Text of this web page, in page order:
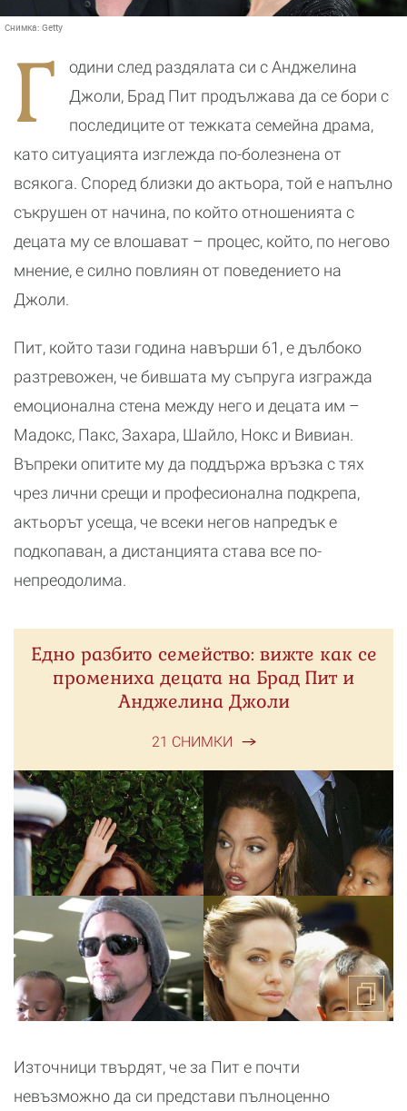
Снимка: Getty
Г
одини след раздялата си с Анджелина
Джоли, Брад Пит продължава да се бори с
последиците от тежката семейна драма,
като ситуацията изглежда по-болезнена от
всякога. Според близки до актьора, той е напълно
съкрушен от начина, по който отношенията с
децата му се влошават – процес, който, по негово
мнение, е силно повлиян от поведението на
Джоли.
Пит, който тази година навърши 61, е дълбоко
разтревожен, че бившата му съпруга изгражда
емоционална стена между него и децата им –
Мадокс, Пакс, Захара, Шайло, Нокс и Вивиан.
Въпреки опитите му да поддържа връзка с тях
чрез лични срещи и професионална подкрепа,
актьорът усеща, че всеки негов напредък е
подкопаван, а дистанцията става все по-
непреодолима.
Едно разбито семейство: вижте как се
промениха децата на Брад Пит и
Анджелина Джоли
21 СНИМКИ
Източници твърдят, че за Пит е почти
невъзможно да си представи пълноценно